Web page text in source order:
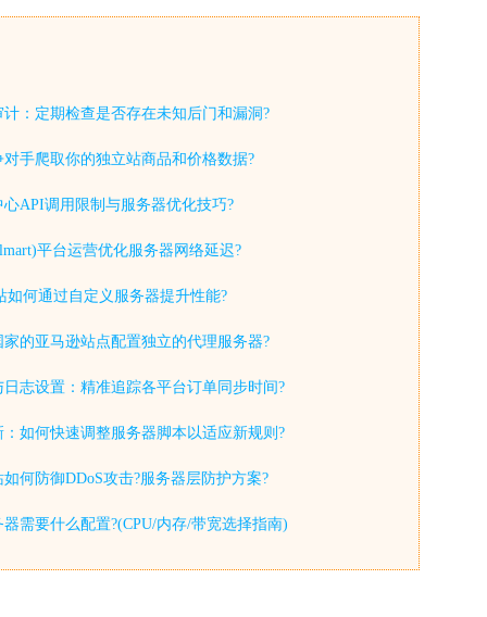
：定期检查是否存在未知后门和漏洞?
手爬取你的独立站商品和价格数据?
API调用限制与服务器优化技巧?
平台运营优化服务器网络延迟?
如何通过自定义服务器提升性能?
的亚马逊站点配置独立的代理服务器?
志设置：精准追踪各平台订单同步时间?
如何快速调整服务器脚本以适应新规则?
何防御DDoS攻击?服务器层防护方案?
需要什么配置?(CPU/内存/带宽选择指南)